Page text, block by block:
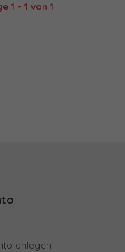
1 - 1 von 1
anlegen